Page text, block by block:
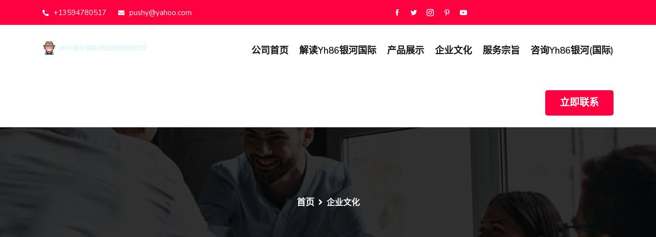
+13594780517 pushy@yahoo.com
公司首页 解读yh86银河国际 产品展示 企业文化 服务宗旨 咨询yh86银河(国际)
立即联系
首页 企业文化